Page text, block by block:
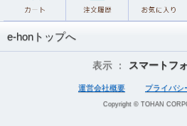
e-honトップへ
表示 ： スマートフ
運営会社概要 プライバシ
Copyright © TOHAN